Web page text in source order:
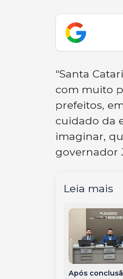
“Santa
com muito
prefeitos,
cuidado da
imaginar,
governador
Leia mais
Após